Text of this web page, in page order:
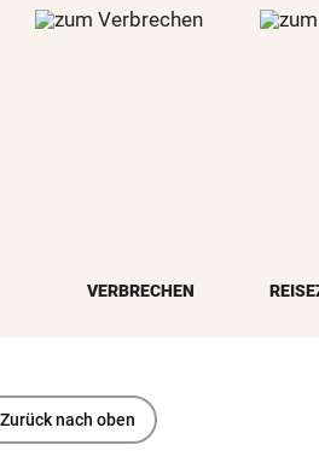
VERBRECHEN
Zurück nach oben